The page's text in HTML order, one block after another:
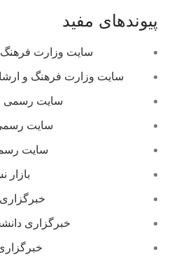
پیوندهای مفید
سایت وزارت فرهنگ
سایت وزارت فرهنگ و
سایت رسمی
سایت
سایت
بازار
خبرگزاری